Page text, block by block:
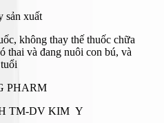
sản xuất
không thay thế thuốc chữa
thai và đang nuôi con bú, và
PHARM
TM-DV KIM Y